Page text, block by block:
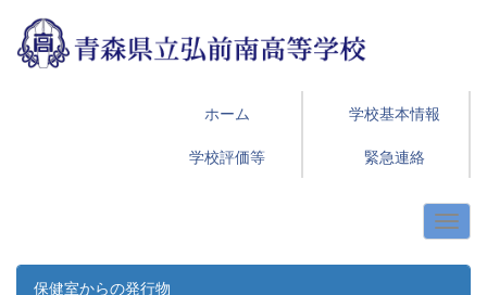
ホーム
学校基本情報
学校評価等
緊急連絡
保健室からの発行物